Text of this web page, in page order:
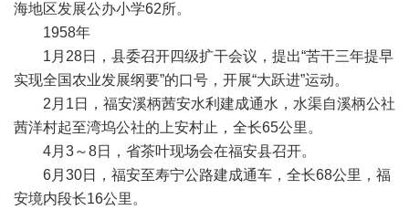
海地区发展公办小学62所。
1958年
1月28日，县委召开四级扩干会议，提出“苦干三年提早
实现全国农业发展纲要”的口号，开展“大跃进”运动。
2月1日，福安溪柄茜安水利建成通水，水渠自溪柄公社
茜洋村起至湾坞公社的上安村止，全长65公里。
4月3～8日，省茶叶现场会在福安县召开。
6月30日，福安至寿宁公路建成通车，全长68公里，福
安境内段长16公里。